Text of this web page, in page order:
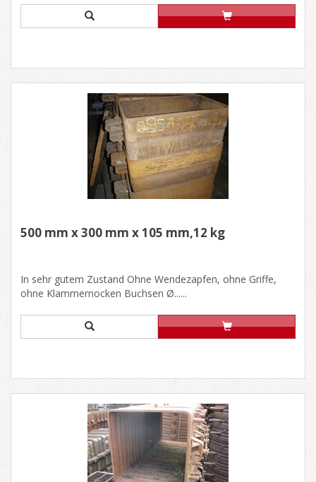
500 mm x 300 mm x 105 mm,12 kg
In sehr gutem Zustand Ohne Wendezapfen, ohne Griffe,
ohne Klammernocken Buchsen Ø......